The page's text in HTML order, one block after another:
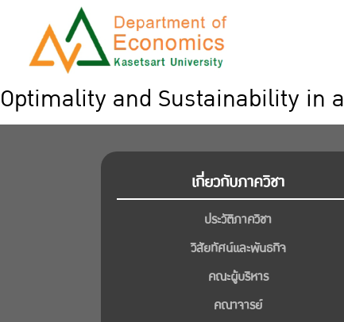
Optimality and Sustainability in
เกี่ยวกับภาควิชา
ประวัติภาควิชา
วิสัยทัศน์และพันธกิจ
คณะผู้บริหาร
คณาจารย์